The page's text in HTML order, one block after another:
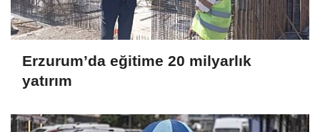
Erzurum’da eğitime 20 milyarlık
yatırım